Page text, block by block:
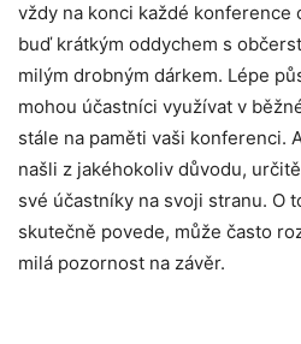
vždy na konci každé konference
buď krátkým oddychem s
milým drobným dárkem. Lépe
mohou účastníci využívat v
stále na paměti vaši konferenci.
našli z jakéhokoliv důvodu,
své účastníky na svoji stranu. O
skutečně povede, může často
milá pozornost na závěr.